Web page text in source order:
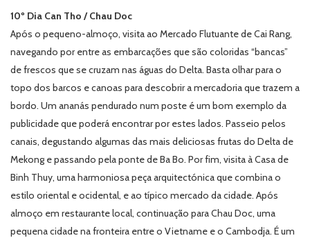
10º Dia Can Tho / Chau Doc
Após o pequeno-almoço, visita ao Mercado Flutuante de Cai Rang,
navegando por entre as embarcações que são coloridas “bancas”
de frescos que se cruzam nas águas do Delta. Basta olhar para o
topo dos barcos e canoas para descobrir a mercadoria que trazem a
bordo. Um ananás pendurado num poste é um bom exemplo da
publicidade que poderá encontrar por estes lados. Passeio pelos
canais, degustando algumas das mais deliciosas frutas do Delta de
Mekong e passando pela ponte de Ba Bo. Por fim, visita à Casa de
Binh Thuy, uma harmoniosa peça arquitectónica que combina o
estilo oriental e ocidental, e ao típico mercado da cidade. Após
almoço em restaurante local, continuação para Chau Doc, uma
pequena cidade na fronteira entre o Vietname e o Cambodja. É um